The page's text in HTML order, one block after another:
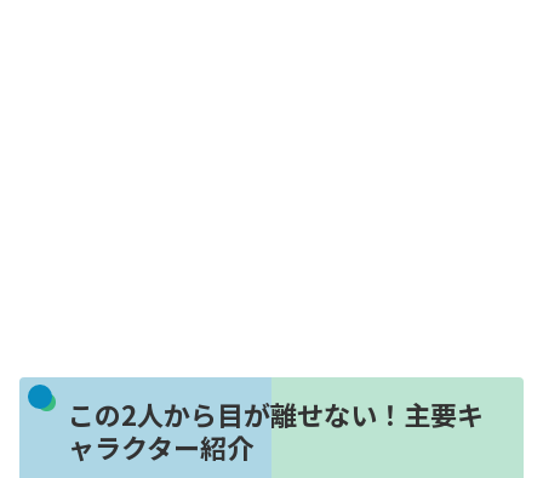
この2人から目が離せない！主要キ
ャラクター紹介